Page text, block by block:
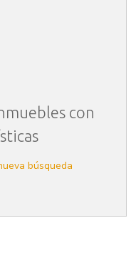
con
búsqueda